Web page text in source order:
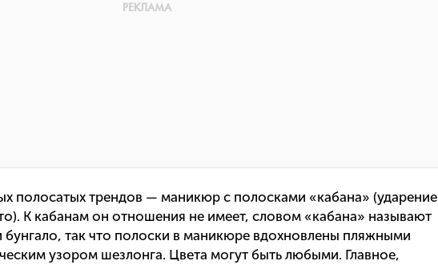
полосатых трендов — маникюр с полосками «кабана» (ударение
К кабанам он отношения не имеет, словом «кабана» называют
так что полоски в маникюре вдохновлены пляжными
узором шезлонга. Цвета могут быть любыми. Главное,